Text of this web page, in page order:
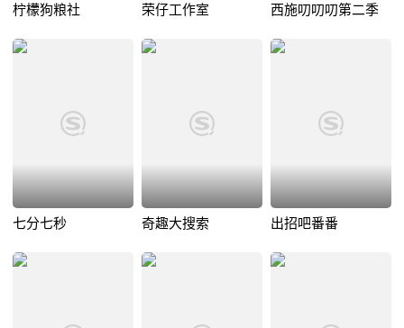
柠檬狗粮社 荣仔工作室 西施叨叨叨第二季
七分七秒 奇趣大搜索 出招吧番番